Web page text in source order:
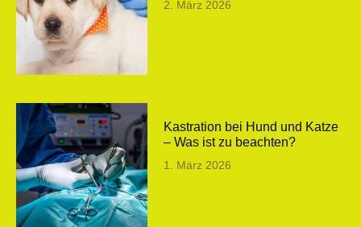
2. März 2026
Kastration bei Hund und Katze
– Was ist zu beachten?
1. März 2026